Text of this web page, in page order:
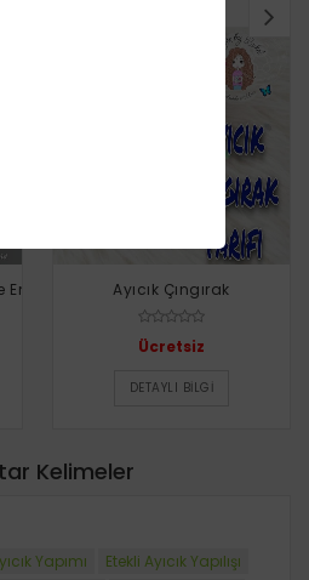
Emzik Zinciri Ayıcık Çıngırak
Ücretsiz
DETAYLI BILGI
Kelimeler
Yapımı
Etekli Ayıcık Yapılışı